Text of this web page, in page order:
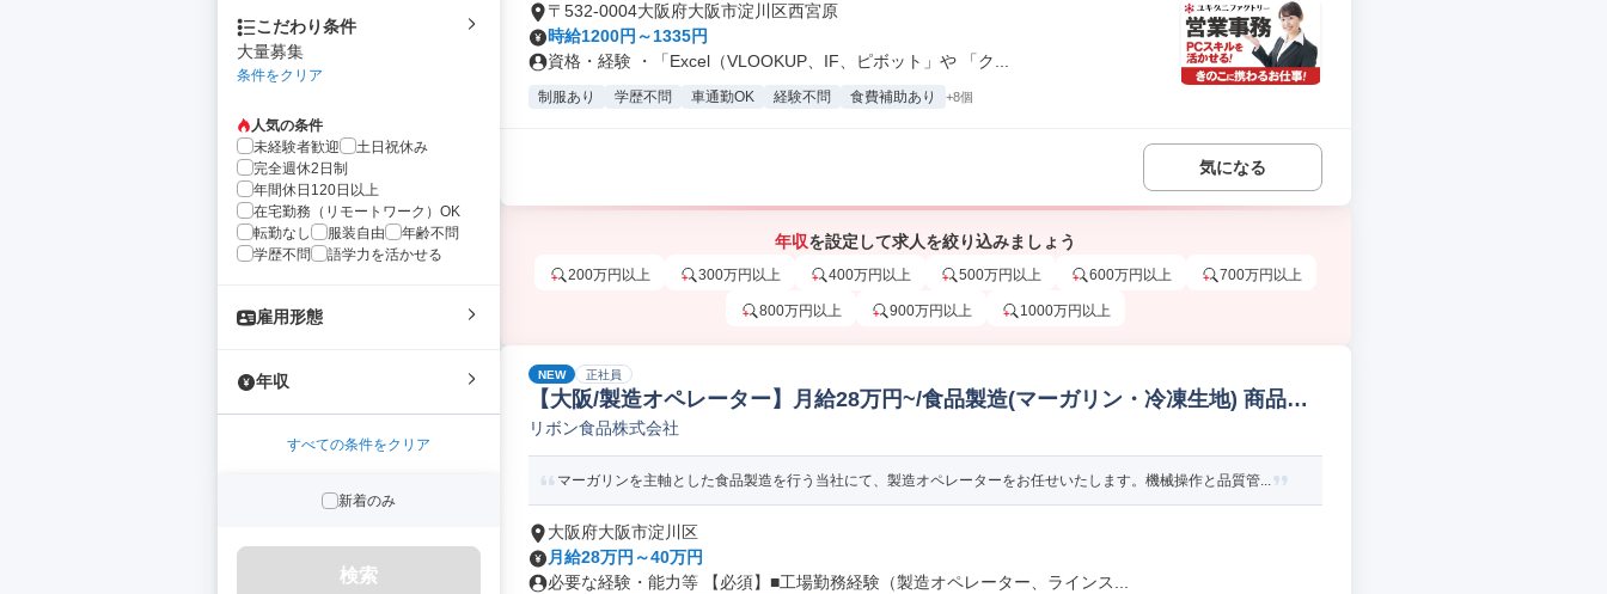
こだわり条件
大量募集
条件をクリア
人気の条件
未経験者歓迎
土日祝休み
完全週休2日制
年間休日120日以上
在宅勤務（リモートワーク）OK
転勤なし
服装自由
年齢不問
学歴不問
語学力を活かせる
雇用形態
年収
すべての条件をクリア
新着のみ
検索
〒532-0004大阪府大阪市淀川区西宮原
時給1200円～1335円
資格・経験 ・「Excel（VLOOKUP、IF、ピボット」や 「ク...
制服あり 学歴不問 車通勤OK 経験不問 食費補助あり +8個
気になる
年収を設定して求人を絞り込みましょう
200万円以上 300万円以上 400万円以上 500万円以上 600万円以上 700万円以上
800万円以上 900万円以上 1000万円以上
NEW 正社員
【大阪/製造オペレーター】月給28万円~/食品製造(マーガリン・冷凍生地) 商品企
画
リボン食品株式会社
マーガリンを主軸とした食品製造を行う当社にて、製造オペレーターをお任せいたします。機械操作と品質管...
大阪府大阪市淀川区
月給28万円～40万円
必要な経験・能力等 【必須】■工場勤務経験（製造オペレーター、ラインス...